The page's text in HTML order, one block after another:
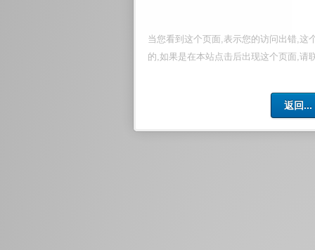
当您看到这个页面,表示您的访问出错,这
的,如果是在本站点击后出现这个页面,请
返回...